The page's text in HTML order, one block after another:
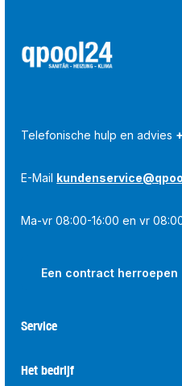
Telefonische hulp en advies
E-Mail
Ma-vr 08:00-16:00 en vr
Een contract herroepen
Service
Het bedrijf